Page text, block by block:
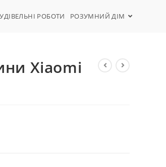
РОБОТИ РОЗУМНИЙ ДІМ
Xiaomi